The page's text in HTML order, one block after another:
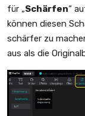
für „Schärfen“
können diesen
schärfer zu
aus als die